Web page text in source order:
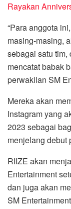
Rayakan
“Para anggota
masing-masing,
sebagai satu tim,
mencatat babak
perwakilan SM
Mereka akan
Instagram yang
2023 sebagai
menjelang debut
RIIZE akan
Entertainment
dan juga akan
SM